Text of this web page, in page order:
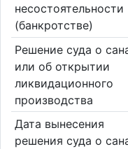
несостоятельности
(банкротстве)
Решение суда о
или об открытии
ликвидационного
производства
Дата вынесения
решения суда о